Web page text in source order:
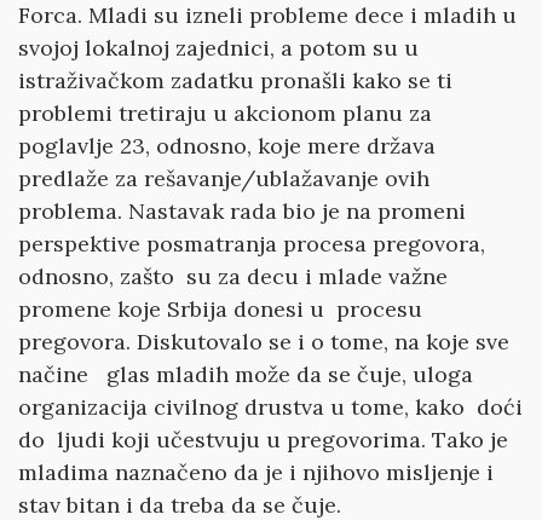
Forca. Mladi su izneli probleme dece i mladih u
svojoj lokalnoj zajednici, a potom su u
istraživačkom zadatku pronašli kako se ti
problemi tretiraju u akcionom planu za
poglavlje 23, odnosno, koje mere država
predlaže za rešavanje/ublažavanje ovih
problema. Nastavak rada bio je na promeni
perspektive posmatranja procesa pregovora,
odnosno, zašto su za decu i mlade važne
promene koje Srbija donesi u procesu
pregovora. Diskutovalo se i o tome, na koje sve
načine glas mladih može da se čuje, uloga
organizacija civilnog drustva u tome, kako doći
do ljudi koji učestvuju u pregovorima. Tako je
mladima naznačeno da je i njihovo misljenje i
stav bitan i da treba da se čuje.